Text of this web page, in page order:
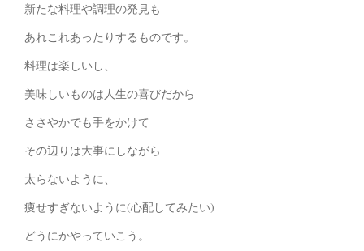
新たな料理や調理の発見も
あれこれあったりするものです。
料理は楽しいし、
美味しいものは人生の喜びだから
ささやかでも手をかけて
その辺りは大事にしながら
太らないように、
痩せすぎないように(心配してみたい)
どうにかやっていこう。